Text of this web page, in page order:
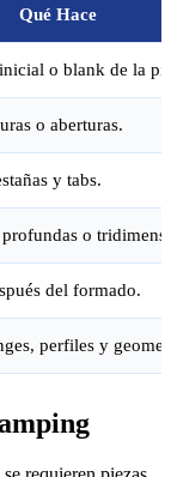
Qué Hace
o blank de la
o aberturas.
y tabs.
o
del formado.
perfiles y